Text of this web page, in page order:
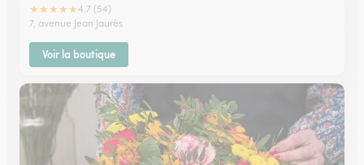
★★★★★4.7 (54)
7, avenue Jean Jaurès
Voir la boutique